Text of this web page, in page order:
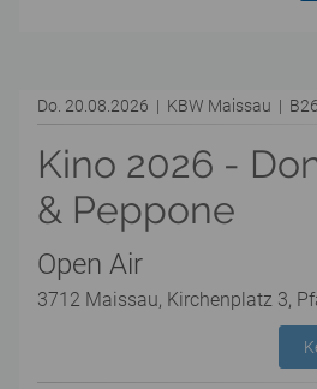
Do. 20.08.2026 | KBW Maissau |
Kino 2026 -
& Peppone
Open Air
3712 Maissau, Kirchenplatz 3,